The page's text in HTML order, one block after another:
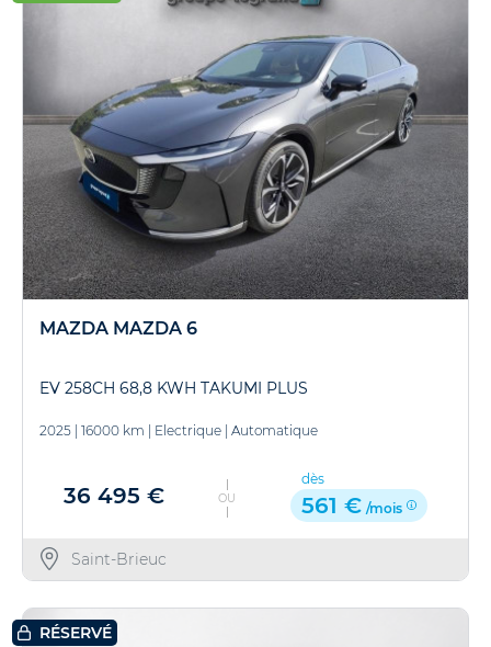
MAZDA MAZDA 6
EV 258CH 68,8 KWH TAKUMI PLUS
2025 16000 km Electrique Automatique
36 495 € OU
dès
561 € /mois
Saint-Brieuc
RÉSERVÉ